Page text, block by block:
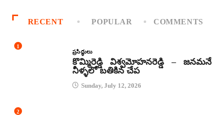
RECENT POPULAR COMMENTS
1
ప్రసిద్ధులు
కొమ్మిరెడ్డి విశ్వమోహనరెడ్డి – జనమనే
నీళ్ళలో బతికిన చేప
Sunday, July 12, 2026
2